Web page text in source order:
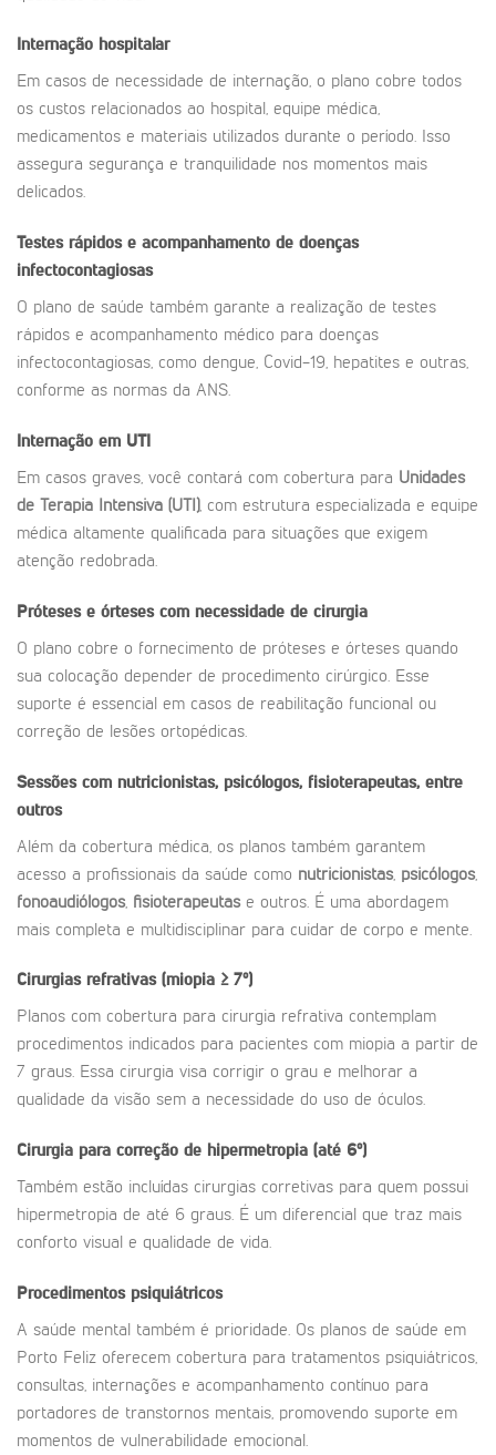
Internação hospitalar
Em casos de necessidade de internação, o plano cobre todos
os custos relacionados ao hospital, equipe médica,
medicamentos e materiais utilizados durante o período. Isso
assegura segurança e tranquilidade nos momentos mais
delicados.
Testes rápidos e acompanhamento de doenças
infectocontagiosas
O plano de saúde também garante a realização de testes
rápidos e acompanhamento médico para doenças
infectocontagiosas, como dengue, Covid-19, hepatites e outras,
conforme as normas da ANS.
Internação em UTI
Em casos graves, você contará com cobertura para Unidades
de Terapia Intensiva (UTI), com estrutura especializada e equipe
médica altamente qualificada para situações que exigem
atenção redobrada.
Próteses e órteses com necessidade de cirurgia
O plano cobre o fornecimento de próteses e órteses quando
sua colocação depender de procedimento cirúrgico. Esse
suporte é essencial em casos de reabilitação funcional ou
correção de lesões ortopédicas.
Sessões com nutricionistas, psicólogos, fisioterapeutas, entre
outros
Além da cobertura médica, os planos também garantem
acesso a profissionais da saúde como nutricionistas, psicólogos,
fonoaudiólogos, fisioterapeutase outros. É uma abordagem
mais completa e multidisciplinar para cuidar de corpo e mente.
Cirurgias refrativas (miopia ≥ 7º)
Planos com cobertura para cirurgia refrativa contemplam
procedimentos indicados para pacientes com miopia a partir de
7 graus. Essa cirurgia visa corrigir o grau e melhorar a
qualidade da visão sem a necessidade do uso de óculos.
Cirurgia para correção de hipermetropia (até 6º)
Também estão incluídas cirurgias corretivas para quem possui
hipermetropia de até 6 graus. É um diferencial que traz mais
conforto visual e qualidade de vida.
Procedimentos psiquiátricos
A saúde mental também é prioridade. Os planos de saúde em
Porto Feliz oferecem cobertura para tratamentos psiquiátricos,
consultas, internações e acompanhamento contínuo para
portadores de transtornos mentais, promovendo suporte em
momentos de vulnerabilidade emocional.